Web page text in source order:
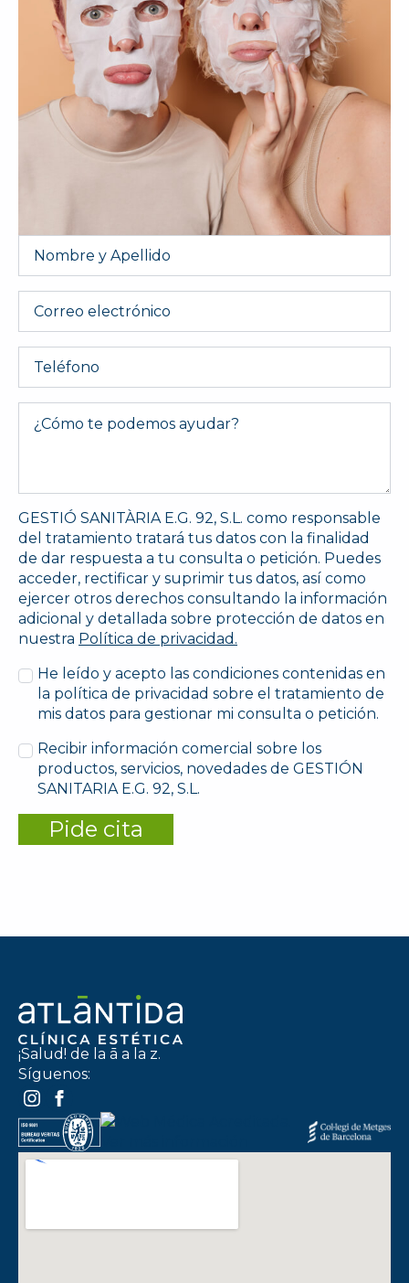
Nombre
Email
Telefono
Message
GESTIÓ SANITÀRIA E.G. 92, S.L. como responsable
del tratamiento tratará tus datos con la finalidad
de dar respuesta a tu consulta o petición. Puedes
acceder, rectificar y suprimir tus datos, así como
ejercer otros derechos consultando la información
adicional y detallada sobre protección de datos en
nuestra Política de privacidad.
He leído y acepto las condiciones contenidas en
la política de privacidad sobre el tratamiento de
mis datos para gestionar mi consulta o petición.
Recibir información comercial sobre los
productos, servicios, novedades de GESTIÓN
SANITARIA E.G. 92, S.L.
Pide cita
¡Salud! de la ā a la z.
Síguenos: